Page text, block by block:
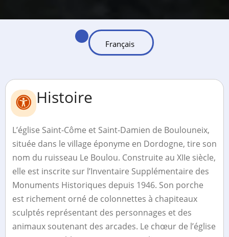
Histoire
L’église Saint-Côme et Saint-Damien de Boulouneix,
située dans le village éponyme en Dordogne, tire son
nom du ruisseau Le Boulou. Construite au XIIe siècle,
elle est inscrite sur l’Inventaire Supplémentaire des
Monuments Historiques depuis 1946. Son porche
est richement orné de colonnettes à chapiteaux
sculptés représentant des personnages et des
animaux soutenant des arcades. Le chœur de l’église